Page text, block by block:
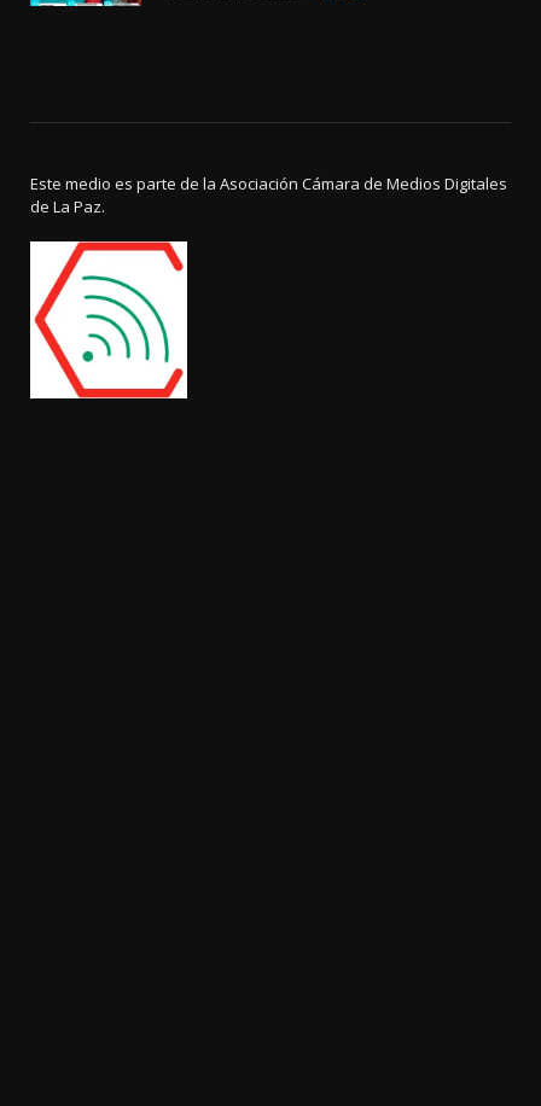
Este medio es parte de la Asociación Cámara de Medios Digitales
de La Paz.